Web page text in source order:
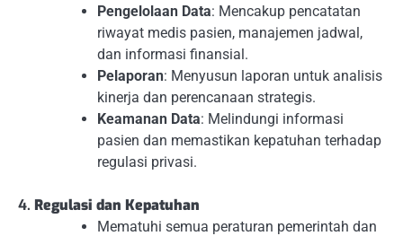
Pengelolaan Data: Mencakup pencatatan
riwayat medis pasien, manajemen jadwal,
dan informasi finansial.
Pelaporan: Menyusun laporan untuk analisis
kinerja dan perencanaan strategis.
Keamanan Data: Melindungi informasi
pasien dan memastikan kepatuhan terhadap
regulasi privasi.
4. Regulasi dan Kepatuhan
Mematuhi semua peraturan pemerintah dan